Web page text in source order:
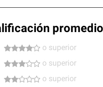
promedio
o superior
o superior
o superior